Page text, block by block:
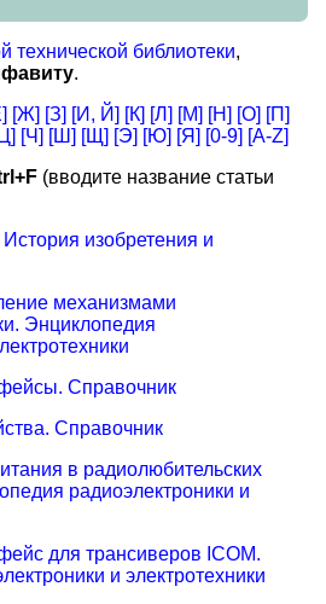
технической библиотеки,
.
[Ж] [З] [И, Й] [К] [Л] [М] [Н] [О] [П]
[Ч] [Ш] [Щ] [Э] [Ю] [Я] [0-9] [A-Z]
(вводите название статьи
изобретения и
механизмами
Энциклопедия
Справочник
Справочник
в радиолюбительских
радиоэлектроники и
для трансиверов ICOM.
и электротехники